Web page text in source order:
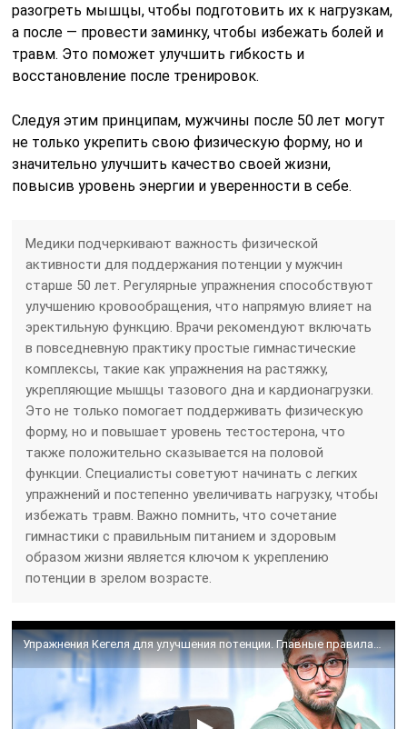
разогреть мышцы, чтобы подготовить их к нагрузкам,
а после — провести заминку, чтобы избежать болей и
травм. Это поможет улучшить гибкость и
восстановление после тренировок.
Следуя этим принципам, мужчины после 50 лет могут
не только укрепить свою физическую форму, но и
значительно улучшить качество своей жизни,
повысив уровень энергии и уверенности в себе.
Медики подчеркивают важность физической
активности для поддержания потенции у мужчин
старше 50 лет. Регулярные упражнения способствуют
улучшению кровообращения, что напрямую влияет на
эректильную функцию. Врачи рекомендуют включать
в повседневную практику простые гимнастические
комплексы, такие как упражнения на растяжку,
укрепляющие мышцы тазового дна и кардионагрузки.
Это не только помогает поддерживать физическую
форму, но и повышает уровень тестостерона, что
также положительно сказывается на половой
функции. Специалисты советуют начинать с легких
упражнений и постепенно увеличивать нагрузку, чтобы
избежать травм. Важно помнить, что сочетание
гимнастики с правильным питанием и здоровым
образом жизни является ключом к укреплению
потенции в зрелом возрасте.
Упражнения Кегеля для улучшения потенции. Главные правила выполнения